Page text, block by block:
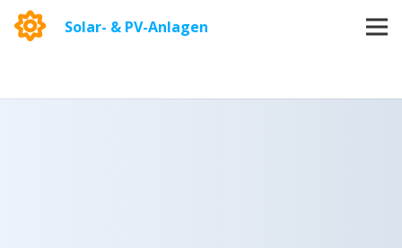
Solar- & PV-Anlagen